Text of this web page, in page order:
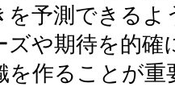
を予測できる
ズや期待を的
を作ることが